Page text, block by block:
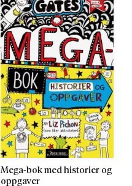
Mega-bok med historier og
oppgaver